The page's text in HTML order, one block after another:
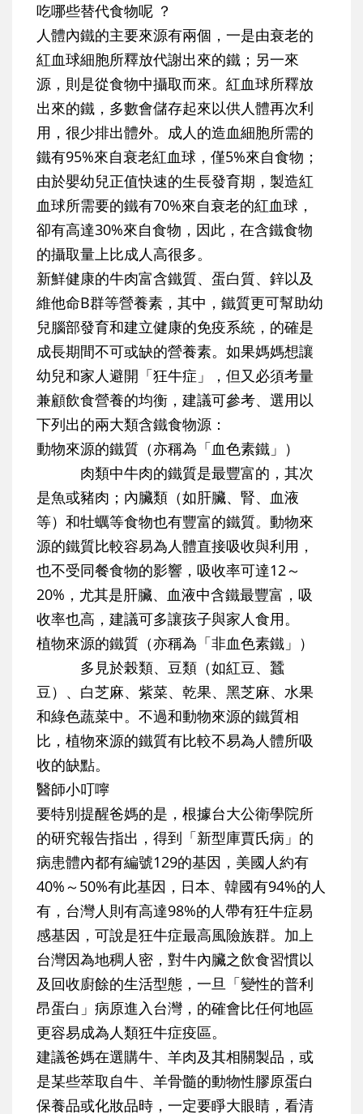
吃哪些替代食物呢 ？
人體內鐵的主要來源有兩個，一是由衰老的
紅血球細胞所釋放代謝出來的鐵；另一來
源，則是從食物中攝取而來。紅血球所釋放
出來的鐵，多數會儲存起來以供人體再次利
用，很少排出體外。成人的造血細胞所需的
鐵有95%來自衰老紅血球，僅5%來自食物；
由於嬰幼兒正值快速的生長發育期，製造紅
血球所需要的鐵有70%來自衰老的紅血球，
卻有高達30%來自食物，因此，在含鐵食物
的攝取量上比成人高很多。
新鮮健康的牛肉富含鐵質、蛋白質、鋅以及
維他命B群等營養素，其中，鐵質更可幫助幼
兒腦部發育和建立健康的免疫系統，的確是
成長期間不可或缺的營養素。如果媽媽想讓
幼兒和家人避開「狂牛症」，但又必須考量
兼顧飲食營養的均衡，建議可參考、選用以
下列出的兩大類含鐵食物源：
動物來源的鐵質（亦稱為「血色素鐵」）
肉類中牛肉的鐵質是最豐富的，其次
是魚或豬肉；內臟類（如肝臟、腎、血液
等）和牡蠣等食物也有豐富的鐵質。動物來
源的鐵質比較容易為人體直接吸收與利用，
也不受同餐食物的影響，吸收率可達12～
20%，尤其是肝臟、血液中含鐵最豐富，吸
收率也高，建議可多讓孩子與家人食用。
植物來源的鐵質（亦稱為「非血色素鐵」）
多見於榖類、豆類（如紅豆、蠶
豆）、白芝麻、紫菜、乾果、黑芝麻、水果
和綠色蔬菜中。不過和動物來源的鐵質相
比，植物來源的鐵質有比較不易為人體所吸
收的缺點。
醫師小叮嚀
要特別提醒爸媽的是，根據台大公衛學院所
的研究報告指出，得到「新型庫賈氏病」的
病患體內都有編號129的基因，美國人約有
40%～50%有此基因，日本、韓國有94%的人
有，台灣人則有高達98%的人帶有狂牛症易
感基因，可說是狂牛症最高風險族群。加上
台灣因為地稠人密，對牛內臟之飲食習慣以
及回收廚餘的生活型態，一旦「變性的普利
昂蛋白」病原進入台灣，的確會比任何地區
更容易成為人類狂牛症疫區。
建議爸媽在選購牛、羊肉及其相關製品，或
是某些萃取自牛、羊骨髓的動物性膠原蛋白
保養品或化妝品時，一定要睜大眼睛，看清